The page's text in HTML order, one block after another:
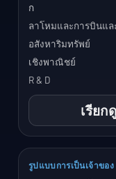
ก
ลาโหมและการบินแ
อสังหาริมทรัพย์
เชิงพาณิชย์
R & D
เรียก
รูปแบบการเป็นเจ้าของ